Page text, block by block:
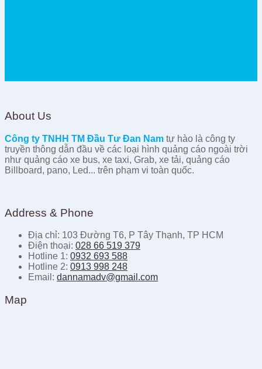
About Us
Công ty TNHH TM Đầu Tư Đan Nam tự hào là công ty
truyền thông dẫn đầu về các loại hình quảng cáo ngoài trời
như quảng cáo xe bus, xe taxi, Grab, xe tải, quảng cáo
Billboard, pano, Led... trên phạm vi toàn quốc.
Address & Phone
Địa chỉ: 103 Đường T6, P Tây Thạnh, TP HCM
Điện thoại: 028 66 519 379
Hotline 1: 0932 693 588
Hotline 2: 0913 998 248
Email: dannamadv@gmail.com
Map